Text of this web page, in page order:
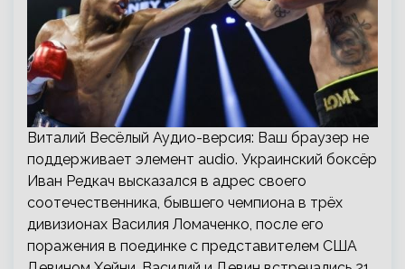
Виталий Весёлый Аудио-версия: Ваш браузер не
поддерживает элемент audio. Украинский боксёр
Иван Редкач высказался в адрес своего
соотечественника, бывшего чемпиона в трёх
дивизионах Василия Ломаченко, после его
поражения в поединке с представителем США